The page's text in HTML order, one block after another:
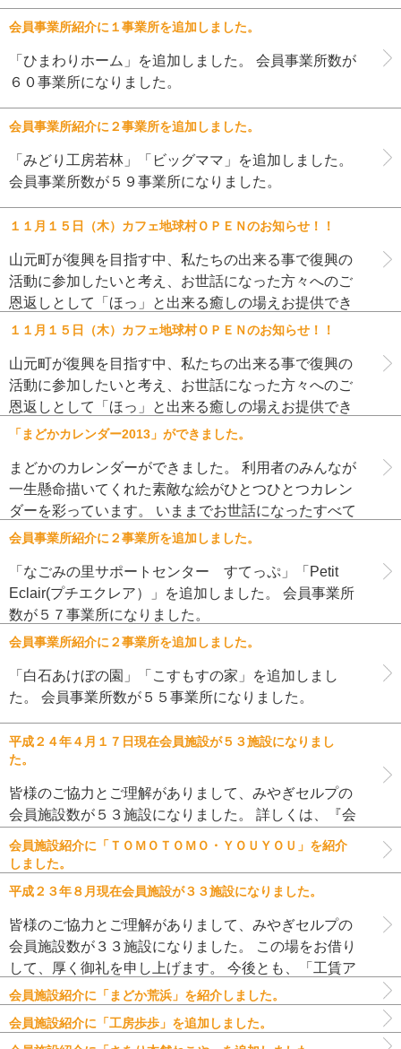
会員事業所紹介に１事業所を追加しました。
「ひまわりホーム」を追加しました。 会員事業所数が
６０事業所になりました。
会員事業所紹介に２事業所を追加しました。
「みどり工房若林」「ビッグママ」を追加しました。
会員事業所数が５９事業所になりました。
１１月１５日（木）カフェ地球村ＯＰＥＮのお知らせ！！
山元町が復興を目指す中、私たちの出来る事で復興の
活動に参加したいと考え、お世話になった方々へのご
恩返しとして「ほっ」と出来る癒しの場えお提供でき
たらと思い、カフェを作ることにしました。 ２０１２
１１月１５日（木）カフェ地球村ＯＰＥＮのお知らせ！！
山元町が復興を目指す中、私たちの出来る事で復興の
活動に参加したいと考え、お世話になった方々へのご
恩返しとして「ほっ」と出来る癒しの場えお提供でき
たらと思い、カフェを作ることにしました。 ２０１２
「まどかカレンダー2013」ができました。
まどかのカレンダーができました。 利用者のみんなが
一生懸命描いてくれた素敵な絵がひとつひとつカレン
ダーを彩っています。 いままでお世話になったすべて
の方に感謝を込めて。 詳しくはコチラをご覧くださ
会員事業所紹介に２事業所を追加しました。
「なごみの里サポートセンター すてっぷ」「Petit
Eclair(プチエクレア）」を追加しました。 会員事業所
数が５７事業所になりました。
会員事業所紹介に２事業所を追加しました。
「白石あけぼの園」「こすもすの家」を追加しまし
た。 会員事業所数が５５事業所になりました。
平成２４年４月１７日現在会員施設が５３施設になりまし
た。
皆様のご協力とご理解がありまして、みやぎセルプの
会員施設数が５３施設になりました。 詳しくは、『会
員施設紹介』ページをご覧ください。 この場をお借り
して、厚く御礼を申し上げます。 今後とも、「工賃
会員施設紹介に「ＴＯＭＯＴＯＭＯ・ＹＯＵＹＯＵ」を紹介
しました。
平成２３年８月現在会員施設が３３施設になりました。
皆様のご協力とご理解がありまして、みやぎセルプの
会員施設数が３３施設になりました。 この場をお借り
して、厚く御礼を申し上げます。 今後とも、「工賃ア
ップ」を目標に、色々なイベント企画や一般企業との
会員施設紹介に「まどか荒浜」を紹介しました。
会員施設紹介に「工房歩歩」を追加しました。